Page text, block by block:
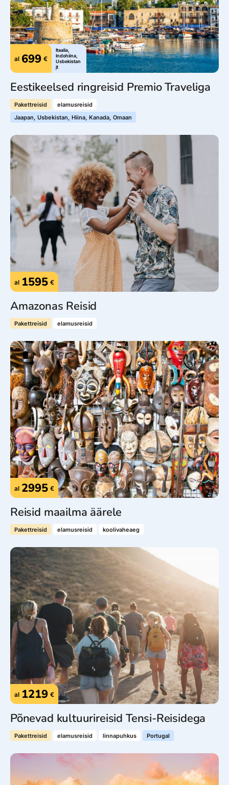
al 699 €
Itaalia,
Indohiina,
Usbekistan
jt
Eestikeelsed ringreisid Premio Traveliga
Pakettreisid
elamusreisid
Jaapan, Usbekistan, Hiina, Kanada, Omaan
al 1595 €
Amazonas Reisid
Pakettreisid elamusreisid
al 2995 €
Reisid maailma äärele
Pakettreisid elamusreisid koolivaheaeg
al 1219 €
Põnevad kultuurireisid Tensi-Reisidega
Pakettreisid elamusreisid linnapuhkus Portugal